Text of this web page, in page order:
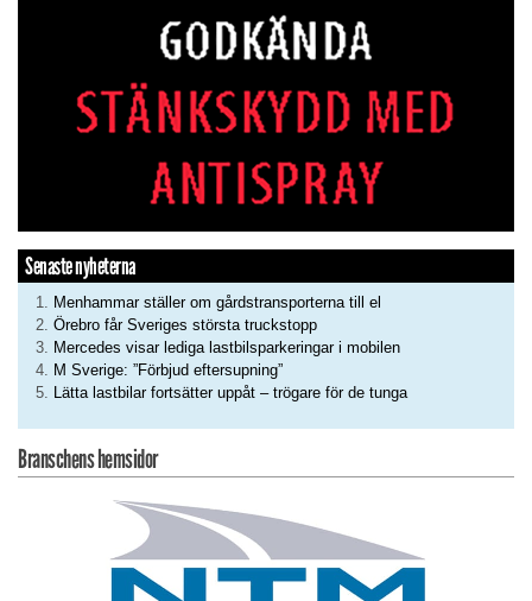
Senaste nyheterna
Menhammar ställer om gårdstransporterna till el
Örebro får Sveriges största truckstopp
Mercedes visar lediga lastbilsparkeringar i mobilen
M Sverige: ”Förbjud eftersupning”
Lätta lastbilar fortsätter uppåt – trögare för de tunga
Branschens hemsidor